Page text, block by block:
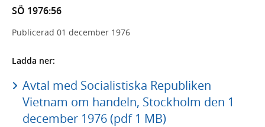
SÖ 1976:56
Publicerad 01 december 1976
Ladda ner:
Avtal med Socialistiska Republiken
Vietnam om handeln, Stockholm den 1
december 1976 (pdf 1 MB)